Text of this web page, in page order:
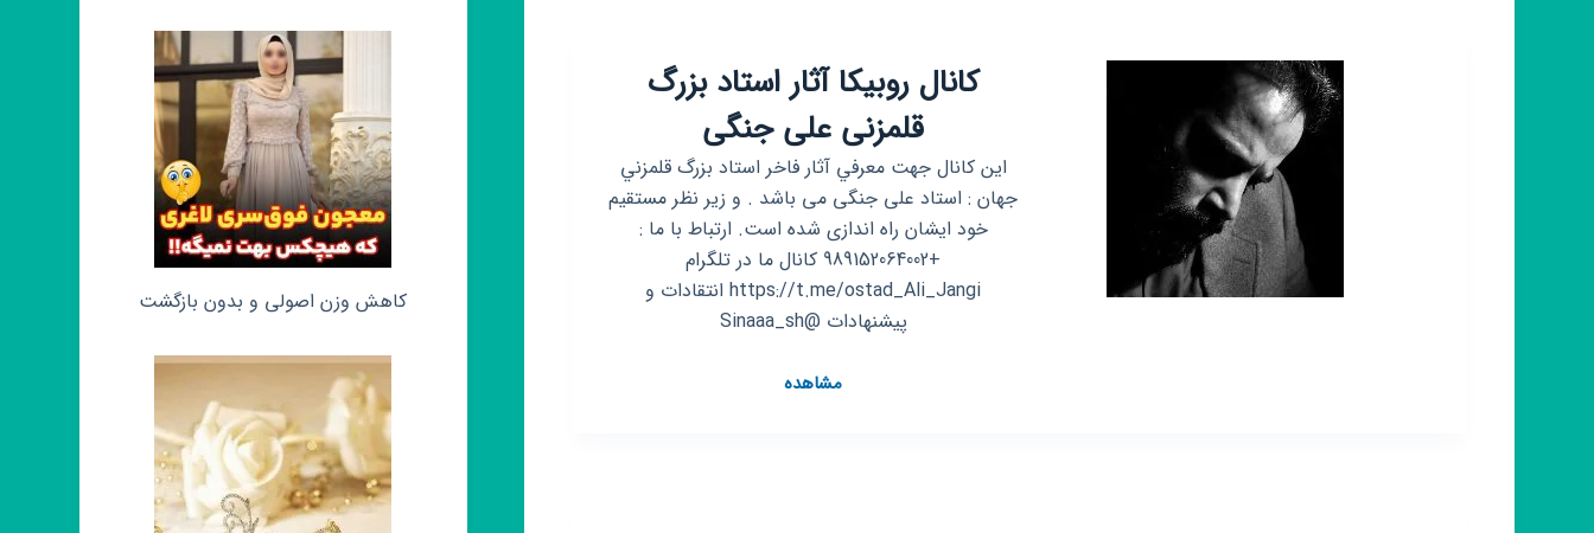
گناه
/
تفاوت
های
بزرگ
کانال روبیکا آثار استاد بزرگ
قلمزنی علی جنگی
اين كانال جهت معرفي آثار فاخر استاد بزرگ قلمزني
جهان : استاد علی جنگی می باشد . و زیر نظر مستقیم
خود ایشان راه اندازی شده است. ارتباط با ما :
+989152064002 کانال ما در تلگرام
https://t.me/ostad_Ali_Jangi انتقادات و
پیشنهادات @Sinaaa_sh
مشاهدهکانال
کاهش وزن اصولی و بدون بازگشت